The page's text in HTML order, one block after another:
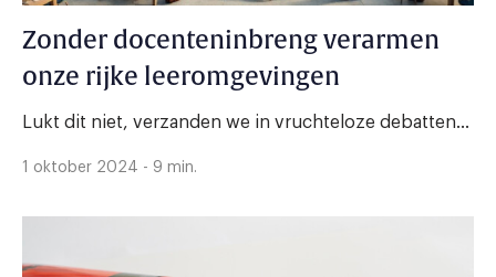
Zonder docenteninbreng verarmen
onze rijke leeromgevingen
Lukt dit niet, verzanden we in vruchteloze debatten...
1 oktober 2024 - 9 min.